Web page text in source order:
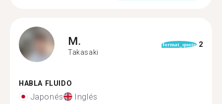
M.
Takasaki
format_quote 2
HABLA FLUIDO
Japonés Inglés